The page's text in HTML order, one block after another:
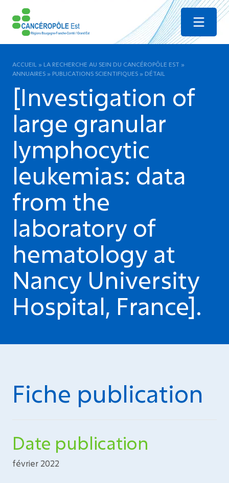
Menu
ACCUEIL » LA RECHERCHE AU SEIN DU CANCÉROPÔLE EST »
ANNUAIRES » PUBLICATIONS SCIENTIFIQUES » DÉTAIL
[Investigation of
large granular
lymphocytic
leukemias: data
from the
laboratory of
hematology at
Nancy University
Hospital, France].
Fiche publication
Date publication
février 2022